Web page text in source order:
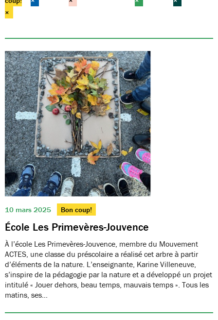
10 mars 2025 Bon coup!
École Les Primevères-Jouvence
À l’école Les Primevères-Jouvence, membre du Mouvement
ACTES, une classe du préscolaire a réalisé cet arbre à partir
d’éléments de la nature. L’enseignante, Karine Villeneuve,
s’inspire de la pédagogie par la nature et a développé un projet
intitulé « Jouer dehors, beau temps, mauvais temps ». Tous les
matins, ses…
×